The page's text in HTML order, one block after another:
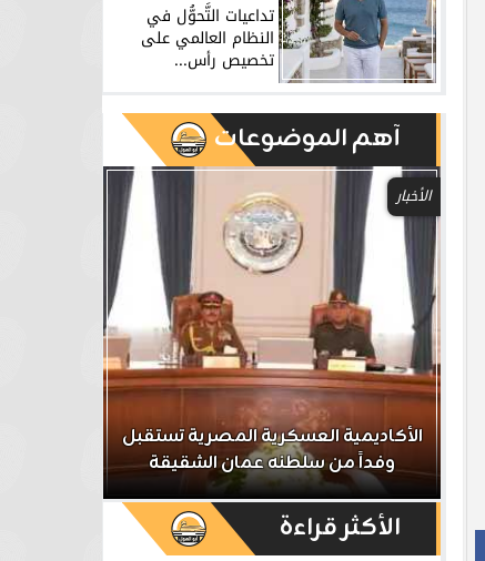
تداعيات التَّحوُّل في
النظام العالمي على
تخصيص رأس...
آهم الموضوعات
الأخبار
الأكاديمية العسكرية المصرية تستقبل
وفداً من سلطنه عمان الشقيقة
الأكثر قراءة